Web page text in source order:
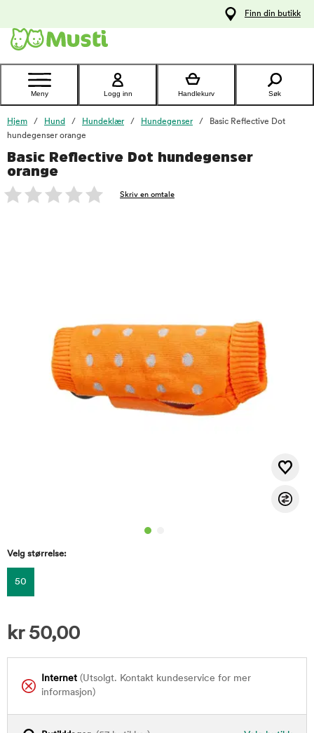
Kontakt
kundeservice
Finn din butikk
Meny Logg inn Handlekurv Søk
Hjem Hund Hundeklær Hundegenser
Basic Reflective Dot
hundegenser orange
Basic Reflective Dot hundegenser
orange
Skriv en omtale
Velg størrelse:
50
kr 50,00
Internet (Utsolgt. Kontakt kundeservice for mer
informasjon)
foo